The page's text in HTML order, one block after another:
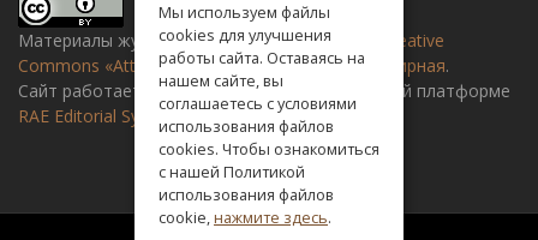
Материалы журнала доступны полицензии Creative
Commons «Attribution» («Атрибуция») 4.0 Всемирная.
Сайт работает на универсальной издательской платформе
RAE Editorial System
Мы используем файлы
cookies для улучшения
работы сайта. Оставаясь на
нашем сайте, вы
соглашаетесь с условиями
использования файлов
cookies. Чтобы ознакомиться
с нашей Политикой
использования файлов
cookie,нажмите здесь.